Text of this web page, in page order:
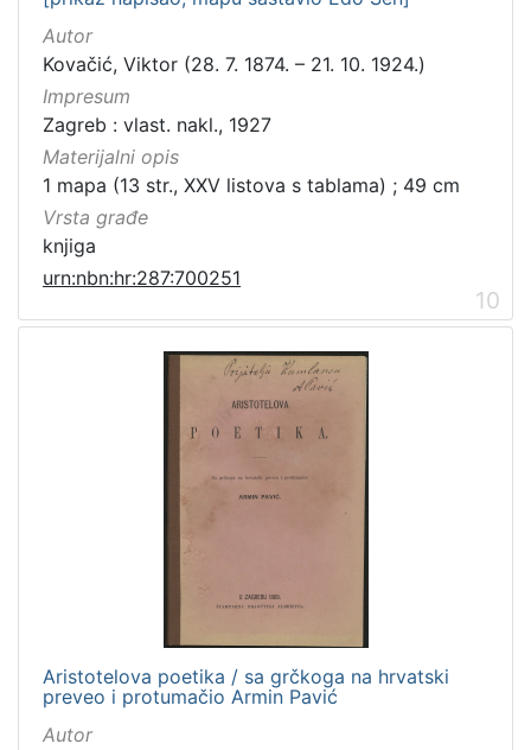
Autor
Kovačić, Viktor (28. 7. 1874. – 21. 10. 1924.)
Impresum
Zagreb : vlast. nakl., 1927
Materijalni opis
1 mapa (13 str., XXV listova s tablama) ; 49 cm
Vrsta građe
knjiga
urn:nbn:hr:287:700251
10
Aristotelova poetika / sa grčkoga na hrvatski
preveo i protumačio Armin Pavić
Autor